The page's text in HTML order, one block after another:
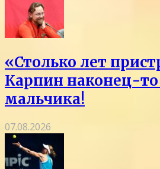
«Столько лет
Карпин наконец-
мальчика!
07.08.2026